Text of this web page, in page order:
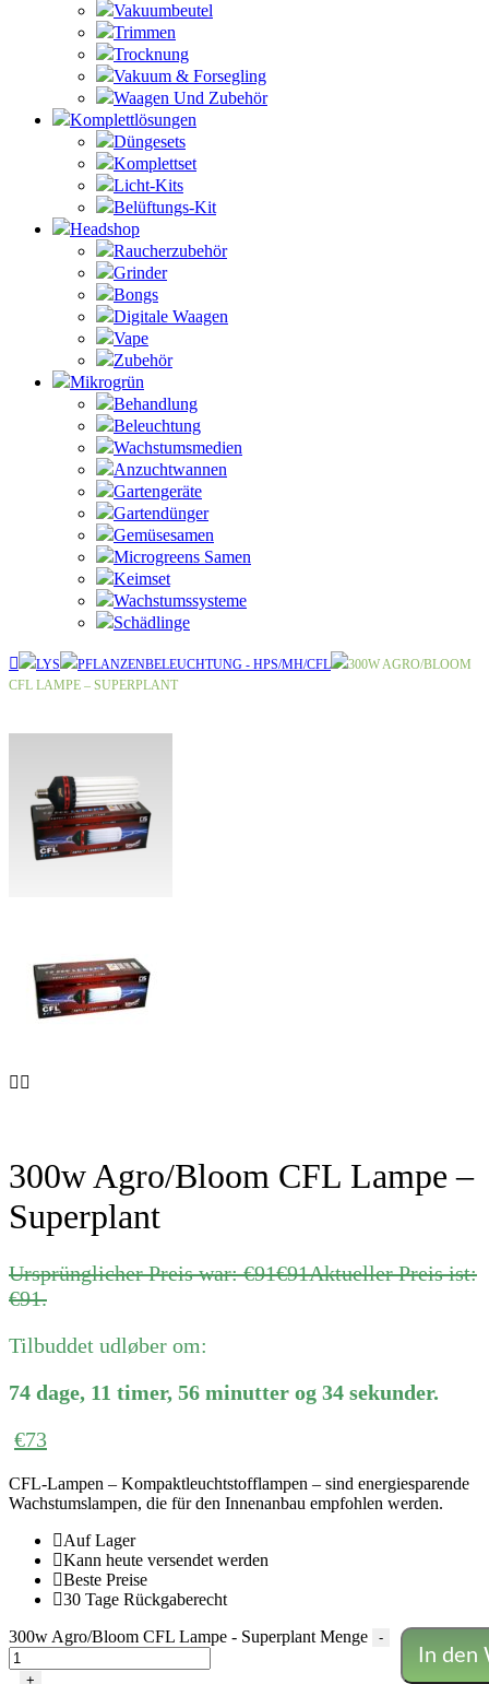
Vakuumbeutel
Trimmen
Trocknung
Vakuum & Forsegling
Waagen Und Zubehör
Komplettlösungen
Düngesets
Komplettset
Licht-Kits
Belüftungs-Kit
Headshop
Raucherzubehör
Grinder
Bongs
Digitale Waagen
Vape
Zubehör
Mikrogrün
Behandlung
Beleuchtung
Wachstumsmedien
Anzuchtwannen
Gartengeräte
Gartendünger
Gemüsesamen
Microgreens Samen
Keimset
Wachstumssysteme
Schädlinge
LYS PFLANZENBELEUCHTUNG - HPS/MH/CFL
300W AGRO/BLOOM
CFL LAMPE – SUPERPLANT
300w Agro/Bloom CFL Lampe –
Superplant
Ursprünglicher Preis war: €91€91Aktueller Preis ist:
€91.
Tilbuddet udløber om:
74 dage, 11 timer, 56 minutter og 34 sekunder.
€73
CFL-Lampen – Kompaktleuchtstofflampen – sind energiesparende
Wachstumslampen, die für den Innenanbau empfohlen werden.
Auf Lager
Kann heute versendet werden
Beste Preise
30 Tage Rückgaberecht
300w Agro/Bloom CFL Lampe - Superplant Menge
-
+
In den